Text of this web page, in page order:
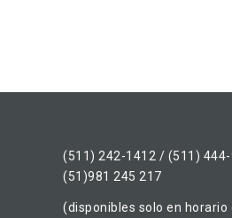
(511) 242-1412 / (511)
(51)981 245 217
(disponibles solo en